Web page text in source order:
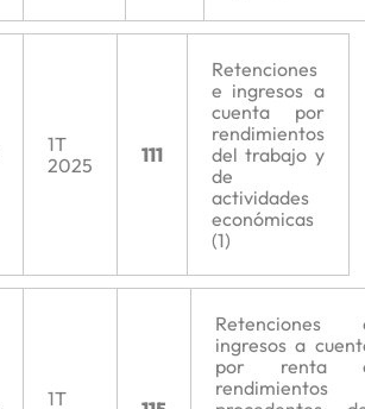
1T
2025
111
Retenciones
e ingresos a
cuenta por
rendimientos
del trabajo y
de
actividades
económicas
(1)
1T
Retenciones
ingresos a
por renta
rendimientos